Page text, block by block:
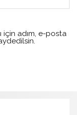
için adım, e-posta